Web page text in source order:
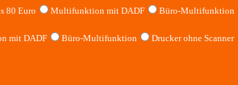
80 Euro Multifunktion mit DADF Büro-Multifunktion
mit DADF Büro-Multifunktion
Drucker ohne Scanner